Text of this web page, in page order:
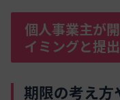
個人事業主が
イミングと提
期限の考え方